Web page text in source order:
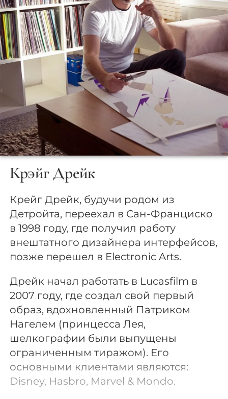
Крэйг Дрейк
Крейг Дрейк, будучи родом из
Детройта, переехал в Сан-Франциско
в 1998 году, где получил работу
внештатного дизайнера интерфейсов,
позже перешел в Electronic Arts.
Дрейк начал работать в Lucasfilm в
2007 году, где создал свой первый
образ, вдохновленный Патриком
Нагелем (принцесса Лея,
шелкографии были выпущены
ограниченным тиражом). Его
основными клиентами являются:
Disney, Hasbro, Marvel & Mondo.